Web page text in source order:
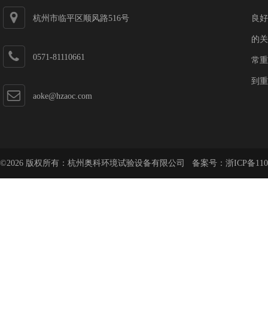
杭州市临平区顺风路516号
0571-81110661
aoke@hzaoc.com
良
的
常
到
©2026 版权所有：杭州奥科环境试验设备有限公司 备案号： 浙ICP备